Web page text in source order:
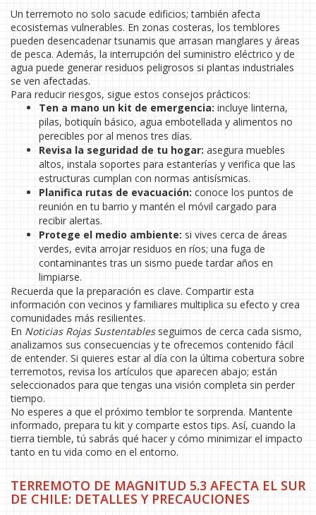
Un terremoto no solo sacude edificios; también afecta
ecosistemas vulnerables. En zonas costeras, los temblores
pueden desencadenar tsunamis que arrasan manglares y áreas
de pesca. Además, la interrupción del suministro eléctrico y de
agua puede generar residuos peligrosos si plantas industriales
se ven afectadas.
Para reducir riesgos, sigue estos consejos prácticos:
Ten a mano un kit de emergencia: incluye linterna,
pilas, botiquín básico, agua embotellada y alimentos no
perecibles por al menos tres días.
Revisa la seguridad de tu hogar: asegura muebles
altos, instala soportes para estanterías y verifica que las
estructuras cumplan con normas antisísmicas.
Planifica rutas de evacuación: conoce los puntos de
reunión en tu barrio y mantén el móvil cargado para
recibir alertas.
Protege el medio ambiente: si vives cerca de áreas
verdes, evita arrojar residuos en ríos; una fuga de
contaminantes tras un sismo puede tardar años en
limpiarse.
Recuerda que la preparación es clave. Compartir esta
información con vecinos y familiares multiplica su efecto y crea
comunidades más resilientes.
En Noticias Rojas Sustentablesseguimos de cerca cada sismo,
analizamos sus consecuencias y te ofrecemos contenido fácil
de entender. Si quieres estar al día con la última cobertura sobre
terremotos, revisa los artículos que aparecen abajo; están
seleccionados para que tengas una visión completa sin perder
tiempo.
No esperes a que el próximo temblor te sorprenda. Mantente
informado, prepara tu kit y comparte estos tips. Así, cuando la
tierra tiemble, tú sabrás qué hacer y cómo minimizar el impacto
tanto en tu vida como en el entorno.
TERREMOTO DE MAGNITUD 5.3 AFECTA EL SUR
DE CHILE: DETALLES Y PRECAUCIONES